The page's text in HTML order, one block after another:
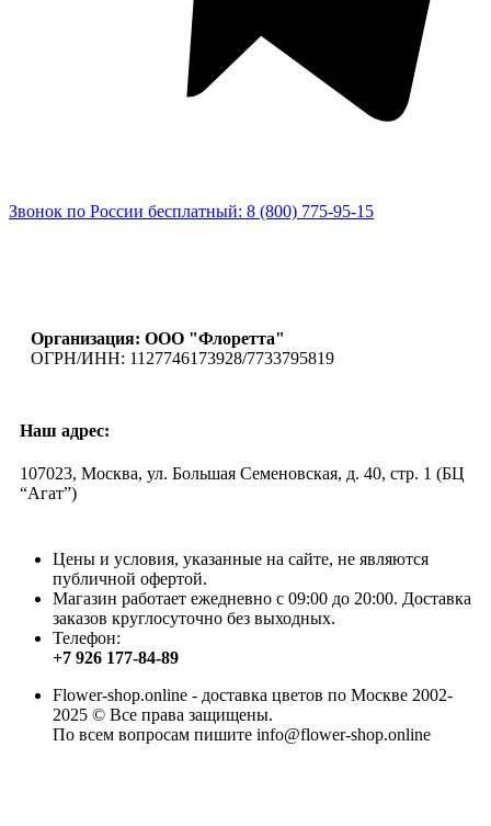
Звонок по России бесплатный: 8 (800) 775-95-15
Организация: ООО "Флоретта"
ОГРН/ИНН: 1127746173928/7733795819
Наш адрес:
107023, Москва, ул. Большая Семеновская, д. 40, стр. 1 (БЦ
“Агат”)
Цены и условия, указанные на сайте, не являются
публичной офертой.
Магазин работает ежедневно с 09:00 до 20:00. Доставка
заказов круглосуточно без выходных.
Телефон:
+7 926 177-84-89
Flower-shop.online - доставка цветов по Москве 2002-
2025 © Все права защищены.
По всем вопросам пишите info@flower-shop.online